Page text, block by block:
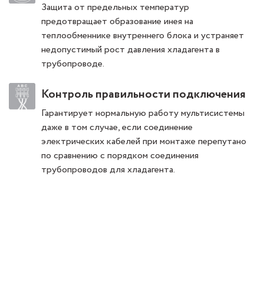
Защита от предельных температур
предотвращает образование инея на
теплообменнике внутреннего блока и устраняет
недопустимый рост давления хладагента в
трубопроводе.
Контроль правильности подключения
Гарантирует нормальную работу мультисистемы
даже в том случае, если соединение
электрических кабелей при монтаже перепутано
по сравнению с порядком соединения
трубопроводов для хладагента.